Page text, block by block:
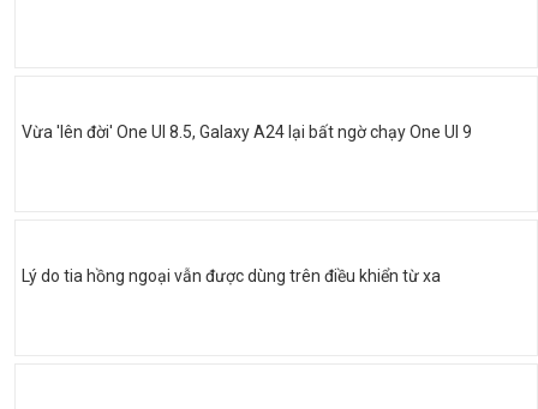
Vừa 'lên đời' One UI 8.5, Galaxy A24 lại bất ngờ chạy One UI 9
Lý do tia hồng ngoại vẫn được dùng trên điều khiển từ xa